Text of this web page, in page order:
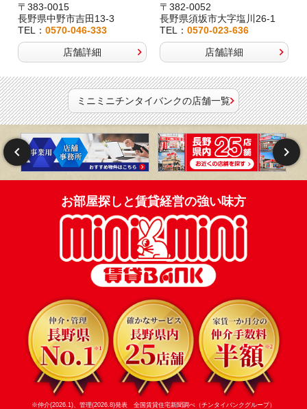
〒383-0015
長野県中野市吉田13-3
TEL： 0570-046-333
店舗詳細
〒382-0052
長野県須坂市大字塩川26-1
TEL：0570-023-636
店舗詳細
ミニミニチンタイバンクの店舗一覧
お部屋探しと賃貸経営の強い味方
※仲介(2026.1)、管理(2026.8)発表 全国賃貸住宅新聞調べ（チンタイバンクグループ）